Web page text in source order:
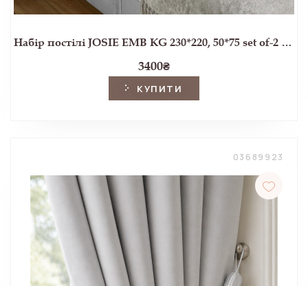
Набір постілі JOSIE EMB KG 230*220, 50*75 set of-2 (White)
3400₴
КУПИТИ
03689923